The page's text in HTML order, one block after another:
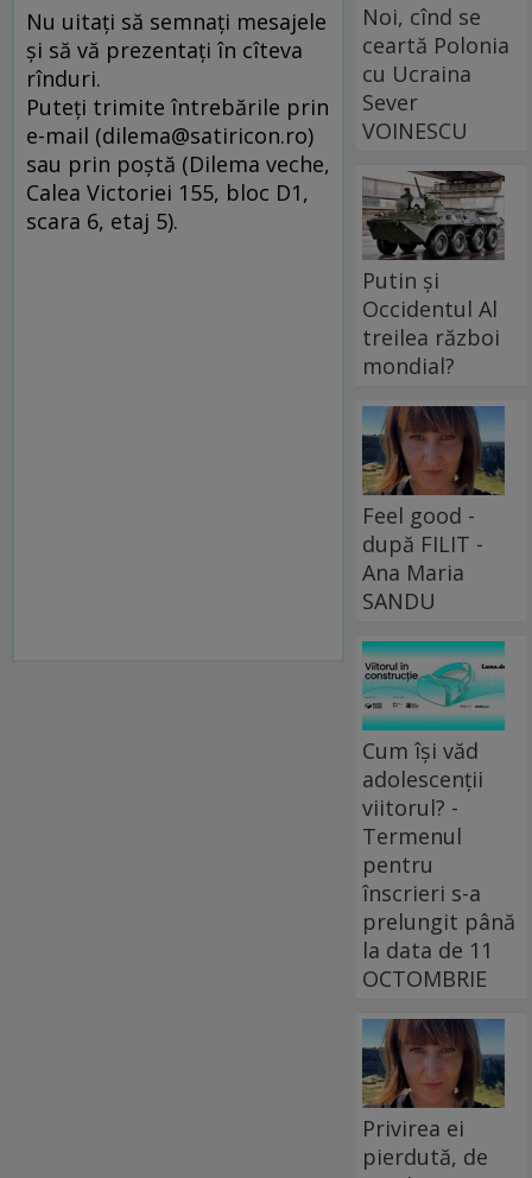
Nu uitaţi să semnaţi mesajele
şi să vă prezentaţi în cîteva
rînduri.
Puteţi trimite întrebările prin
e-mail (dilema@satiricon.ro)
sau prin poştă (Dilema veche,
Calea Victoriei 155, bloc D1,
scara 6, etaj 5).
Noi, cînd se
ceartă Polonia
cu Ucraina
Sever
VOINESCU
Putin și
Occidentul Al
treilea război
mondial?
Feel good -
după FILIT -
Ana Maria
SANDU
Cum își văd
adolescenții
viitorul? -
Termenul
pentru
înscrieri s-a
prelungit până
la data de 11
OCTOMBRIE
Privirea ei
pierdută, de